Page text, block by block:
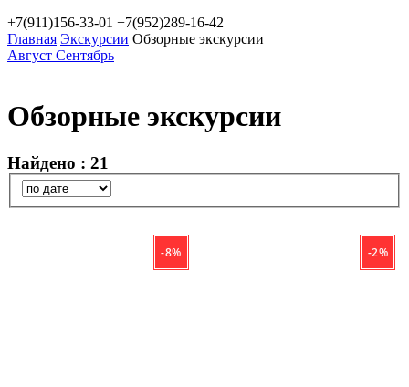
+7(911)156-33-01 +7(952)289-16-42
Главная Экскурсии Обзорные экскурсии
Август Сентябрь
Обзорные экскурсии
Найдено : 21
- 8 % - 2 %